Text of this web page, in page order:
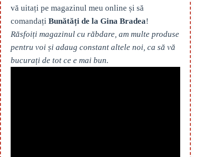
vă uitați pe magazinul meu online și să
comandați Bunătăți de la Gina Bradea!
Răsfoiți magazinul cu răbdare, am multe produse
pentru voi și adaug constant altele noi, ca să vă
bucurați de tot ce e mai bun.